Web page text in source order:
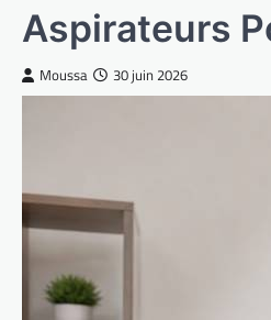
Aspirateurs
Moussa 30 juin 2026